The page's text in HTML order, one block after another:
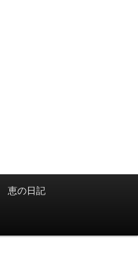
恵の日記